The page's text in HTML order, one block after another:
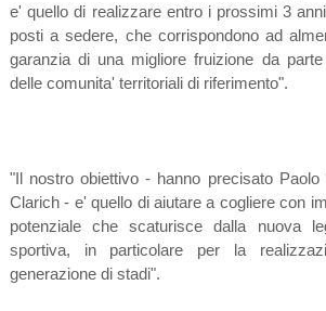
e' quello di realizzare entro i prossimi 3
posti a sedere, che corrispondono ad
garanzia di una migliore fruizione da
delle comunita' territoriali di riferimento".
"Il nostro obiettivo - hanno precisato
Clarich - e' quello di aiutare a cogliere con
potenziale che scaturisce dalla nuova
sportiva, in particolare per la
generazione di stadi".